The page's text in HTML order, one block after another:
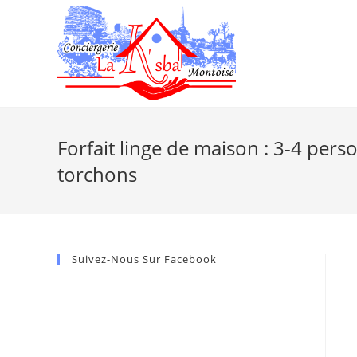
Forfait linge de maison : 3-4
torchons
Suivez-Nous Sur Facebook